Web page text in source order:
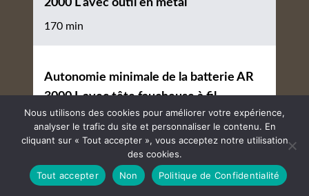
2000 L avec outil en métal
170 min
Autonomie minimale de la batterie AR
3000 L avec tête faucheuse à fil
Autonomie maximale de la batterie AR
Nous utilisons des cookies pour améliorer votre expérience,
analyser le trafic du site et personnaliser le contenu. En
cliquant sur « Tout accepter », vous acceptez notre utilisation
des cookies.
Tout accepter
Non Politique de Confidentialité